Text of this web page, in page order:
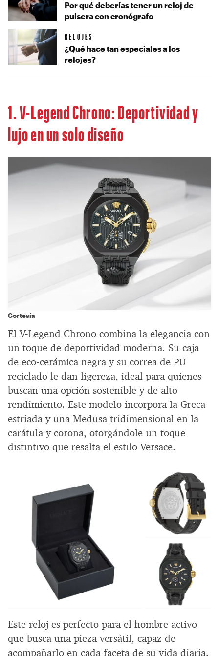
1. V-Legend Chrono: Deportividad y
lujo en un solo diseño
Cortesía
El V-Legend Chrono combina la elegancia con
un toque de deportividad moderna. Su caja
de eco-cerámica negra y su correa de PU
reciclado le dan ligereza, ideal para quienes
buscan una opción sostenible y de alto
rendimiento. Este modelo incorpora la Greca
estriada y una Medusa tridimensional en la
carátula y corona, otorgándole un toque
distintivo que resalta el estilo Versace.
Este reloj es perfecto para el hombre activo
que busca una pieza versátil, capaz de
acompañarlo en cada faceta de su vida diaria.
Por qué deberías tener un reloj de
pulsera con cronógrafo
RELOJES
¿Qué hace tan especiales a los
relojes?